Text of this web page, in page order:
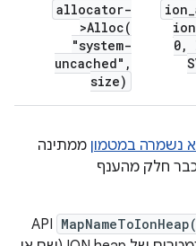
0,
allocator-
>Alloc(
"system-
uncached" ,
size)
נשמרה במטמון ממתינה
חלק מהענף
API